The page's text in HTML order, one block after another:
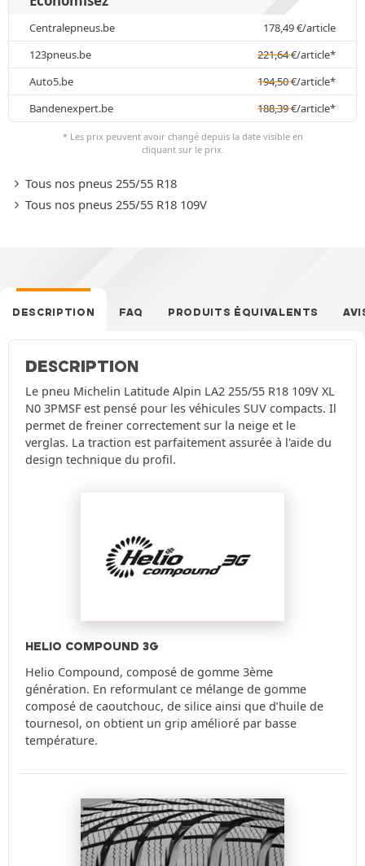
Centralepneus.be 178,49€/article
123pneus.be
221,64€/article*
Auto5.be
194,50€/article*
Bandenexpert.be
188,39€/article*
* Les prix peuvent avoir changé depuis la date visible en
cliquant sur le prix.
Tous nos pneus 255/55 R18
Tous nos pneus 255/55 R18 109V
DESCRIPTION FAQ PRODUITS ÉQUIVALENTS
DESCRIPTION
Le pneu Michelin Latitude Alpin LA2 255/55 R18 109V XL
N0 3PMSF est pensé pour les véhicules SUV compacts. Il
permet de freiner correctement sur la neige et le
verglas. La traction est parfaitement assurée à l'aide du
design technique du profil.
HELIO COMPOUND 3G
Helio Compound, composé de gomme 3ème
génération. En reformulant ce mélange de gomme
composé de caoutchouc, de silice ainsi que d’huile de
tournesol, on obtient un grip amélioré par basse
température.